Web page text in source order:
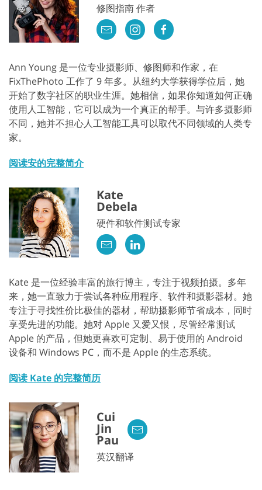
修图指南 作者
Ann Young 是一位专业摄影师、修图师和作家，在
FixThePhoto 工作了 9 年多。从纽约大学获得学位后，她
开始了数字社区的职业生涯。她相信，如果你知道如何正确
使用人工智能，它可以成为一个真正的帮手。与许多摄影师
不同，她并不担心人工智能工具可以取代不同领域的人类专
家。
阅读安的完整简介
Kate
Debela
硬件和软件测试专家
Kate 是一位经验丰富的旅行博主，专注于视频拍摄。多年
来，她一直致力于尝试各种应用程序、软件和摄影器材。她
专注于寻找性价比极佳的器材，帮助摄影师节省成本，同时
享受先进的功能。她对 Apple 又爱又恨，尽管经常测试
Apple 的产品，但她更喜欢可定制、易于使用的 Android
设备和 Windows PC，而不是 Apple 的生态系统。
阅读 Kate 的完整简历
Cui
Jin
Pau
英汉翻译